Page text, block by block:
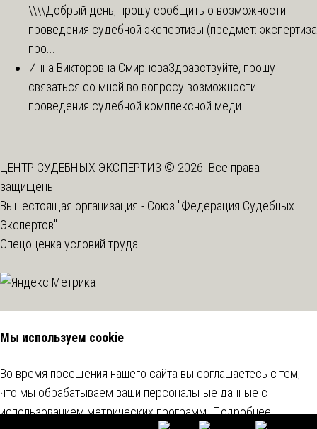
\\\\Добрый день, прошу сообщить о возможности
проведения судебной экспертизы (предмет: экспертиза
про...
Инна Викторовна СмирноваЗдравствуйте, прошу
связаться со мной во вопросу возможности
проведения судебной комплексной меди...
ЦЕНТР СУДЕБНЫХ ЭКСПЕРТИЗ © 2026. Все права
защищены
Вышестоящая организация - Союз "Федерация Судебных
Экспертов"
Спецоценка условий труда
Мы используем cookie
Во время посещения нашего сайта вы соглашаетесь с тем,
что мы обрабатываем ваши персональные данные с
использованием метрических программ.Подробнее